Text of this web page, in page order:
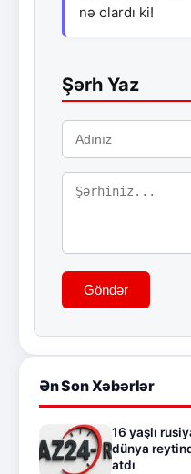
nə olardı ki!
Şərh Yaz
Göndər
Ən Son Xəbərlər
16 yaşlı
dünya
atdı